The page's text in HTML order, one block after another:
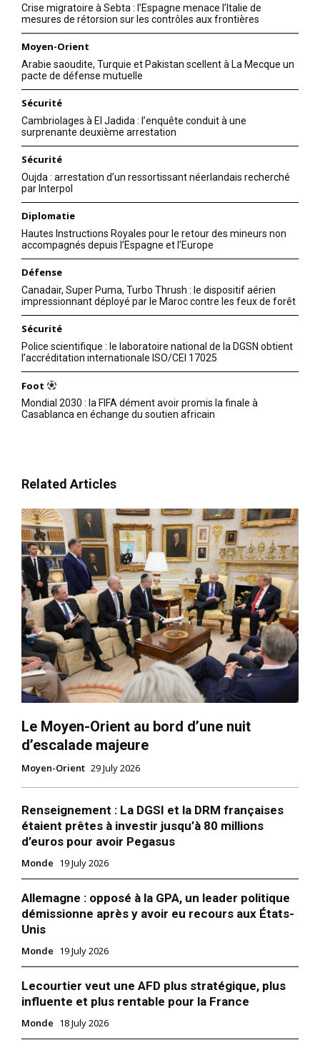
Mon compte
Related
Poutine-Xi, le 1er ministre
japonais s’envole à Kiev
Le Premier ministre japonais
Fumio Kishida a fait un
voyage surprise en Ukraine
pour rencontrer le président
ukrainien Volodymyr
Zelensky, au lendemain de la
rencontre entre le dirigeant
chinois Xi Jinping et son
homologue russe Vladimir
Poutine à Moscou. Le premier
d’un 1er ministre japonais
dans une zone de guerre…
21 March 2023
In "Russie"
s’entretiennent pour la
première fois depuis
l’invasion de la Russie
Jinping, et le président
Zelensky, se sont entretenus
s’agit du premier contact
connu entre les deux
dirigeants depuis l’invasion
Volodymyr Zelensky a
déclaré qu’il avait eu un
26 April 2023
In "Monde"
La Chine affirme que Poutine
contre les poursuites pour
crimes de guerre
soutien politique
considérable à Vladimir
Poutine lundi en contestant le
droit de la Cour pénale
internationale à poursuivre le
président russe. Wang
Wenbin, porte-parole du
«adopter une…
20 March 2023
In "Russie"
Crise migratoire à Sebta : l’Espagne menace l’Italie de
mesures de rétorsion sur les contrôles aux frontières
Moyen-Orient
Arabie saoudite, Turquie et Pakistan scellent à La Mecque un
pacte de défense mutuelle
Sécurité
Cambriolages à El Jadida : l’enquête conduit à une
surprenante deuxième arrestation
Sécurité
Oujda : arrestation d’un ressortissant néerlandais recherché
par Interpol
Diplomatie
Hautes Instructions Royales pour le retour des mineurs non
accompagnés depuis l’Espagne et l’Europe
Défense
Canadair, Super Puma, Turbo Thrush : le dispositif aérien
impressionnant déployé par le Maroc contre les feux de forêt
Sécurité
Police scientifique : le laboratoire national de la DGSN obtient
l’accréditation internationale ISO/CEI 17025
Foot
Mondial 2030 : la FIFA dément avoir promis la finale à
Casablanca en échange du soutien africain
Related Articles
Le Moyen-Orient au bord d’une nuit
d’escalade majeure
Moyen-Orient 29 July 2026
Renseignement : La DGSI et la DRM françaises
étaient prêtes à investir jusqu’à 80 millions
d’euros pour avoir Pegasus
Monde 19 July 2026
Allemagne : opposé à la GPA, un leader politique
démissionne après y avoir eu recours aux États-
Unis
Monde 19 July 2026
Lecourtier veut une AFD plus stratégique, plus
influente et plus rentable pour la France
Monde 18 July 2026